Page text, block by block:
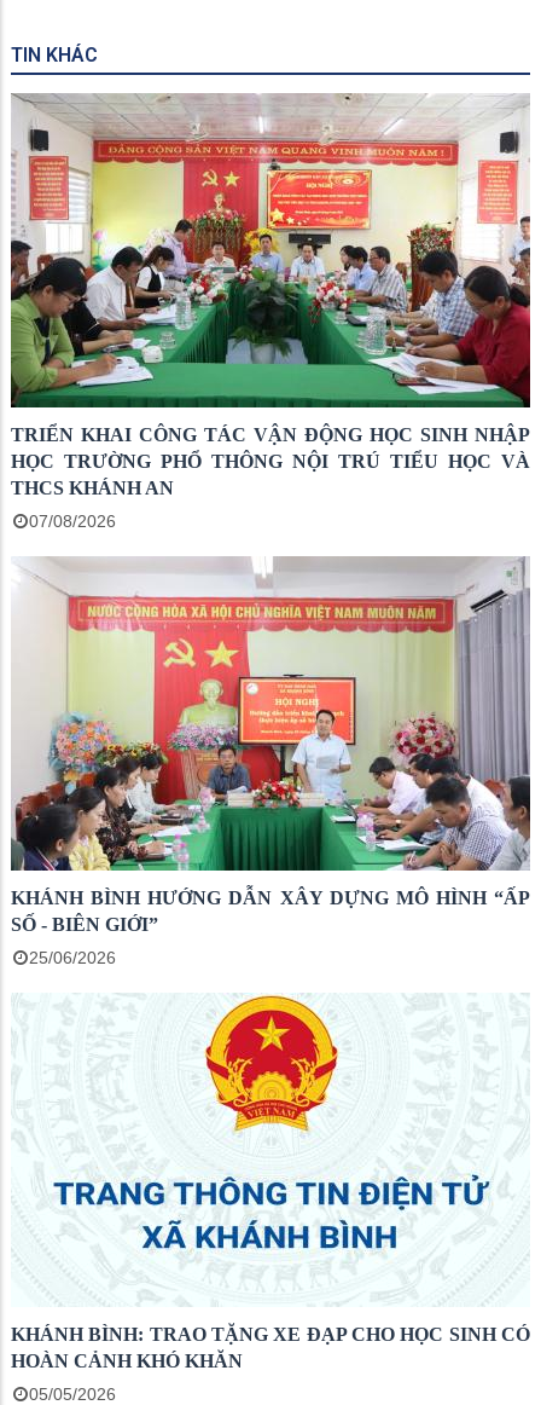
TIN KHÁC
TRIỂN KHAI CÔNG TÁC VẬN ĐỘNG HỌC SINH NHẬP
HỌC TRƯỜNG PHỔ THÔNG NỘI TRÚ TIỂU HỌC VÀ
THCS KHÁNH AN
07/08/2026
KHÁNH BÌNH HƯỚNG DẪN XÂY DỰNG MÔ HÌNH “ẤP
SỐ - BIÊN GIỚI”
25/06/2026
KHÁNH BÌNH: TRAO TẶNG XE ĐẠP CHO HỌC SINH CÓ
HOÀN CẢNH KHÓ KHĂN
05/05/2026